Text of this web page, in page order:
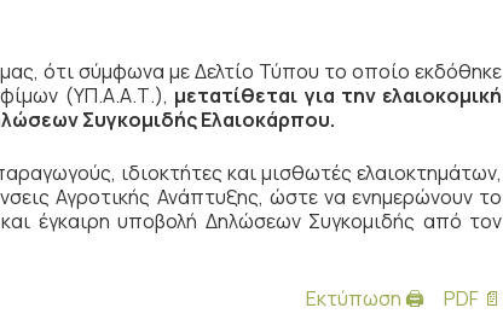
ότι σύμφωνα με Δελτίο Τύπου το οποίο εκδόθηκε
(ΥΠ.Α.Α.Τ.), μετατίθεται για την ελαιοκομική
Συγκομιδής Ελαιοκάρπου.
ιδιοκτήτες και μισθωτές ελαιοκτημάτων,
Αγροτικής Ανάπτυξης, ώστε να ενημερώνουν το
έγκαιρη υποβολή Δηλώσεων Συγκομιδής από τον
Εκτύπωση 🖨
PDF 📄